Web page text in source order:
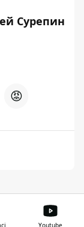
Сурепин
😡
Youtube